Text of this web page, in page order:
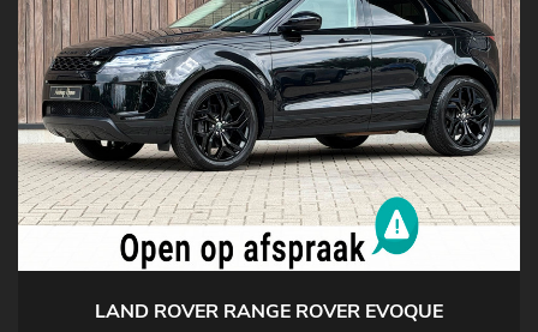
LAND ROVER RANGE ROVER EVOQUE